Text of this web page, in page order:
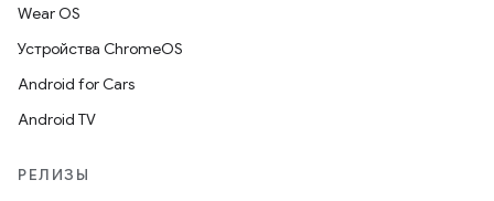
Wear OS
Устройства ChromeOS
Android for Cars
Android TV
РЕЛИЗЫ